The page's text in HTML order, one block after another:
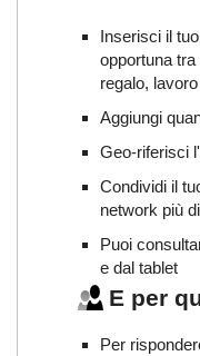
Inserisci il
opportuna
regalo,
Aggiungi
Geo-riferisci
Condividi il
network più
Puoi
e dal tablet
E per
Per